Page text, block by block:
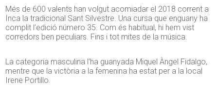
Més de 600 valents han volgut acomiadar el 2018 corrent a
Inca la tradicional Sant Silvestre. Una cursa que enguany ha
complit l’edició número 35. Com és habitual, hi hem vist
corredors ben peculiars. Fins i tot mites de la música.
La categoria masculina l’ha guanyada Miquel Àngel Fidalgo,
mentre que la victòria a la femenina ha estat per a la local
Irene Portillo.